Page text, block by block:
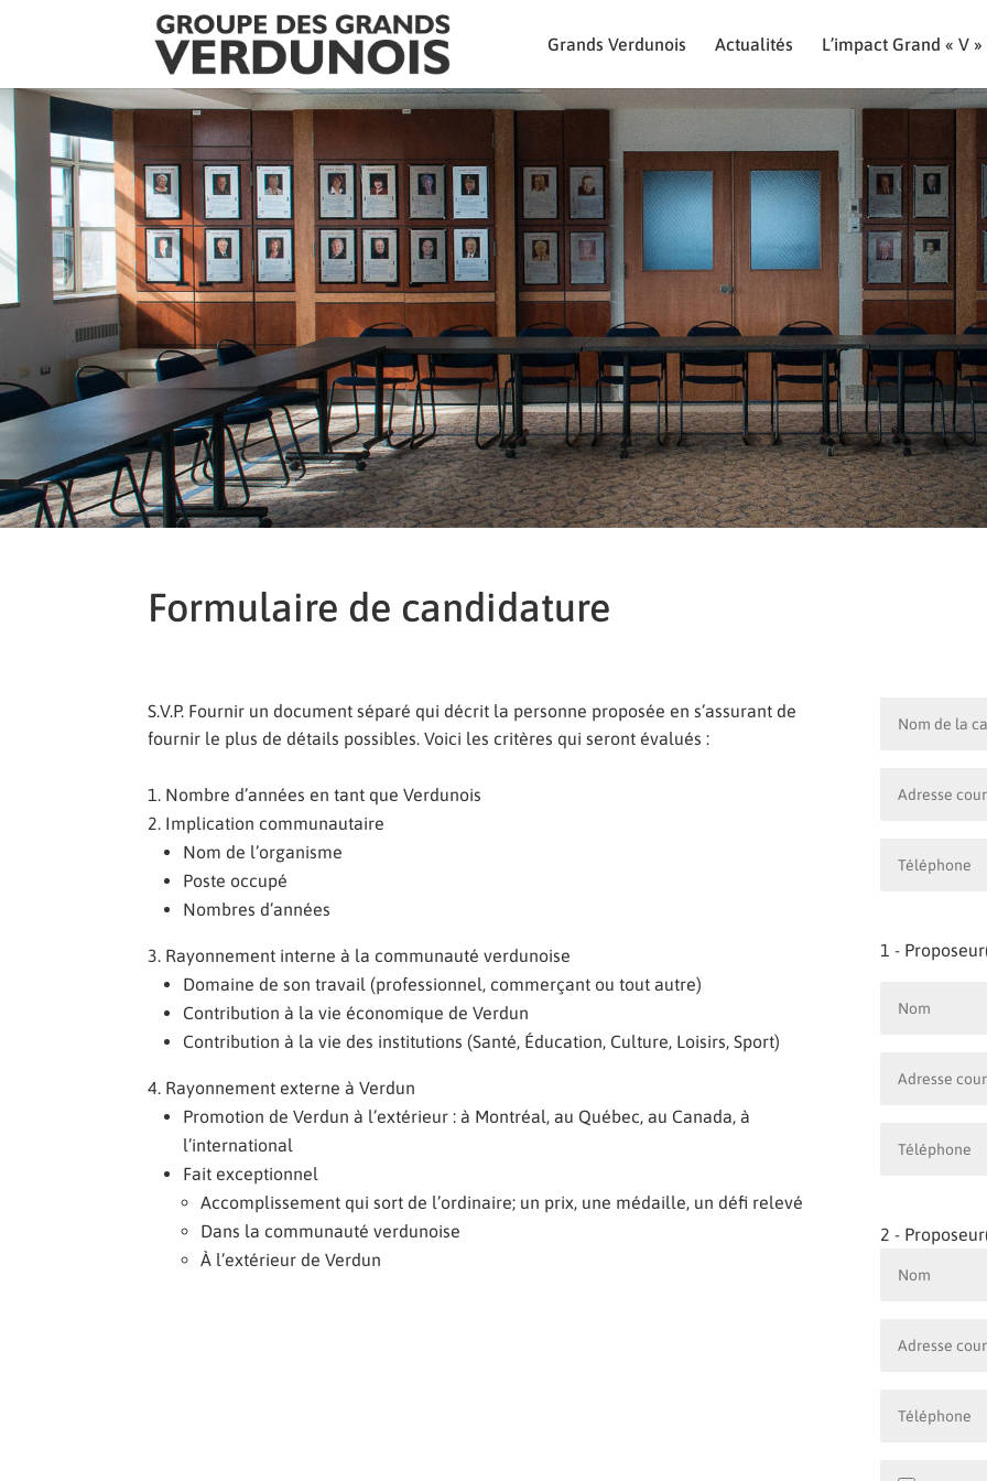
Grands Verdunois Actualités L’impact Grand « V »
Formulaire de candidature
S.V.P. Fournir un document séparé qui décrit la personne proposée en s’assurant de
fournir le plus de détails possibles. Voici les critères qui seront évalués :
Nombre d’années en tant que Verdunois
Implication communautaire
Nom de l’organisme
Poste occupé
Nombres d’années
Rayonnement interne à la communauté verdunoise
Domaine de son travail (professionnel, commerçant ou tout autre)
Contribution à la vie économique de Verdun
Contribution à la vie des institutions (Santé, Éducation, Culture, Loisirs, Sport)
Rayonnement externe à Verdun
Promotion de Verdun à l’extérieur : à Montréal, au Québec, au Canada, à
l’international
Fait exceptionnel
Accomplissement qui sort de l’ordinaire; un prix, une médaille, un défi relevé
Dans la communauté verdunoise
À l’extérieur de Verdun
1 -
2 -